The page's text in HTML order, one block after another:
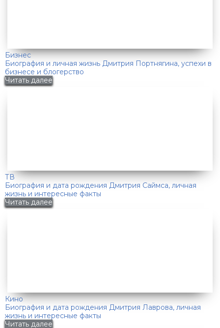
Бизнес
Биография и личная жизнь Дмитрия Портнягина, успехи в
бизнесе и блогерство
Читать далее
ТВ
Биография и дата рождения Дмитрия Саймса, личная
жизнь и интересные факты
Читать далее
Кино
Биография и дата рождения Дмитрия Лаврова, личная
жизнь и интересные факты
Читать далее